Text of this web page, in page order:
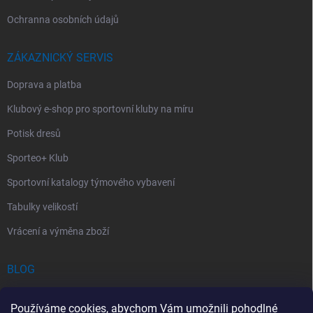
Používáme cookies, abychom Vám umožnili pohodlné
Ochranna osobních údajů
ZÁKAZNICKÝ SERVIS
Doprava a platba
Klubový e-shop pro sportovní kluby na míru
Potisk dresů
Sporteo+ Klub
Sportovní katalogy týmového vybavení
Tabulky velikostí
Vrácení a výměna zboží
BLOG